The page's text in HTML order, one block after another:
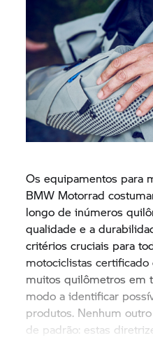
Os equipamentos para
BMW Motorrad
longo de inúmeros
qualidade e a
critérios cruciais para
motociclistas certificado
muitos quilômetros em
modo a identificar
produtos. Nenhum
de padrão: estas